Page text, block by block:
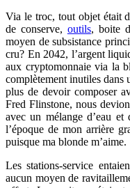
Via le troc, tout objet était
de conserve, outils, boite
moyen de subsistance
cru? En 2042, l’argent
aux cryptomonnaie via la
complètement inutiles dans
plus de devoir composer
Fred Flinstone, nous
avec un mélange d’eau et
l’époque de mon arrière
puisque ma blonde m’aime.
Les stations-service
aucun moyen de